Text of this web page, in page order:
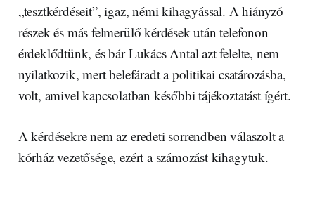
„tesztkérdéseit”, igaz, némi kihagyással. A hiányzó
részek és más felmerülő kérdések után telefonon
érdeklődtünk, és bár Lukács Antal azt felelte, nem
nyilatkozik, mert belefáradt a politikai csatározásba,
volt, amivel kapcsolatban későbbi tájékoztatást ígért.
A kérdésekre nem az eredeti sorrendben válaszolt a
kórház vezetősége, ezért a számozást kihagytuk.